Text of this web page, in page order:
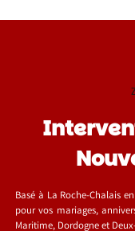
Basé à La Roche-Chalais
pour vos mariages,
Maritime, Dordogne et